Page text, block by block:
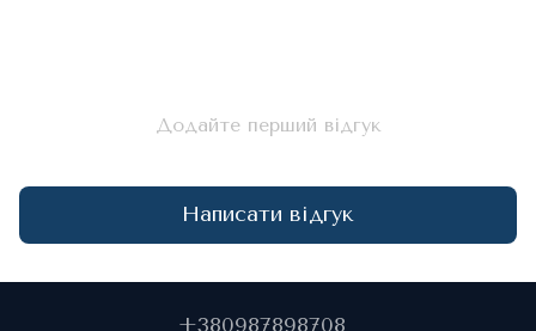
Додайте перший відгук
Написати відгук
+380987898708